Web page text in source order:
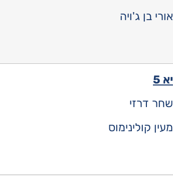
אורי בן ג'ויה
יא 5
שחר דרזי
מעין קולינימוס